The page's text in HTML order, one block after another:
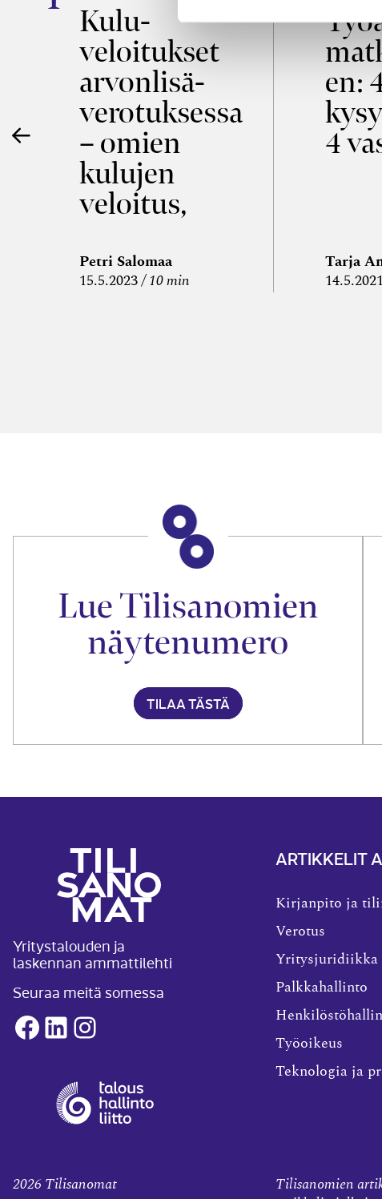
Kulu­
veloitukset
arvon­lisä­
verotuksessa
– omien
kulujen
veloitus,
edelleen­
veloitus ja
Petri Salomaa
15.5.2023 10 min
en:
4
Tarja
14.5.2021
Lue Tilisanomien
näytenumero
TILAA TÄSTÄ
Yritystalouden ja
laskennan ammattilehti
Seuraa meitä somessa
Facebook
LinkedInInstagram
ARTIKKELIT
Kirjanpito ja
Verotus
Yritysjuridiikka
Palkkahallinto
Työoikeus
Teknologia ja
2026 Tilisanomat
Tilisanomien